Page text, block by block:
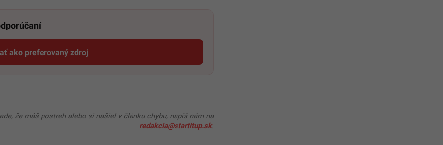
ako preferovaný zdroj
Startitup, odkaz sa otvorí v novom okne
že máš postreh alebo si našiel v článku chybu, napíš nám na
redakcia@startitup.sk.